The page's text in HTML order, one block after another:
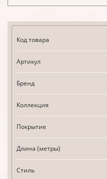
Код товара
Артикул
Бренд
Коллекция
Покрытие
Длина (метры)
Стиль